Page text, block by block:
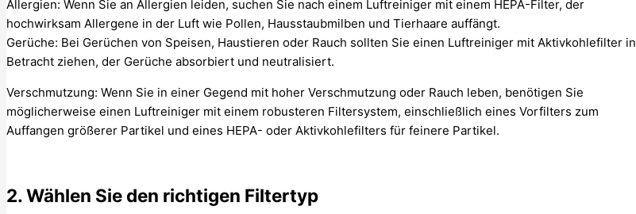
Allergien: Wenn Sie an Allergien leiden, suchen Sie nach einem Luftreiniger mit einem HEPA-Filter, der
hochwirksam Allergene in der Luft wie Pollen, Hausstaubmilben und Tierhaare auffängt.
Gerüche: Bei Gerüchen von Speisen, Haustieren oder Rauch sollten Sie einen Luftreiniger mit Aktivkohlefilter in
Betracht ziehen, der Gerüche absorbiert und neutralisiert.
Verschmutzung: Wenn Sie in einer Gegend mit hoher Verschmutzung oder Rauch leben, benötigen Sie
möglicherweise einen Luftreiniger mit einem robusteren Filtersystem, einschließlich eines Vorfilters zum
Auffangen größerer Partikel und eines HEPA- oder Aktivkohlefilters für feinere Partikel.
2. Wählen Sie den richtigen Filtertyp